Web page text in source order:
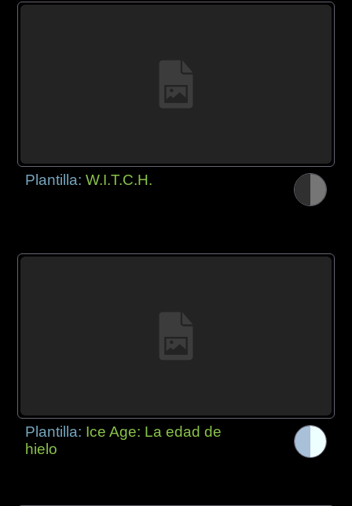
Plantilla:W.I.T.C.H.
Plantilla: Ice Age: La edad de
hielo